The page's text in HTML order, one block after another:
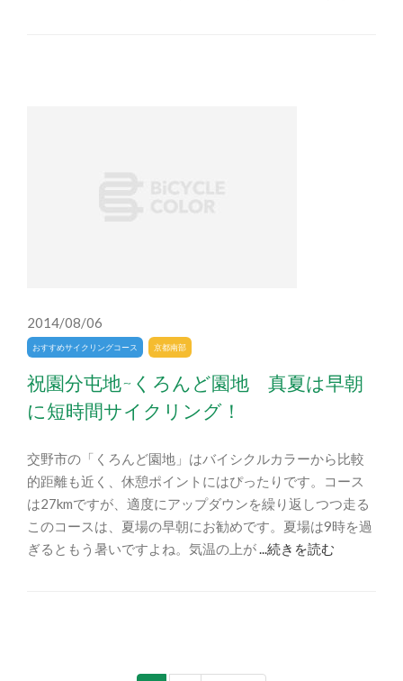
2014/08/06
おすすめサイクリングコース 京都南部
祝園分屯地~くろんど園地 真夏は早朝
に短時間サイクリング！
交野市の「くろんど園地」はバイシクルカラーから比較
的距離も近く、休憩ポイントにはぴったりです。コース
は27kmですが、適度にアップダウンを繰り返しつつ走る
このコースは、夏場の早朝にお勧めです。夏場は9時を過
ぎるともう暑いですよね。気温の上が...続きを読む